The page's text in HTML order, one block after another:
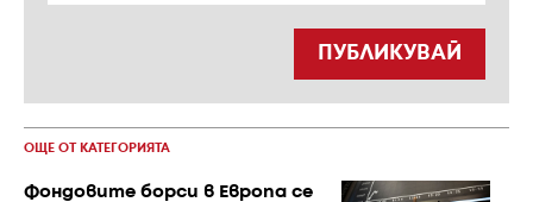
ПУБЛИКУВАЙ
ОЩЕ ОТ КАТЕГОРИЯТА
Фондовите борси в Европа се